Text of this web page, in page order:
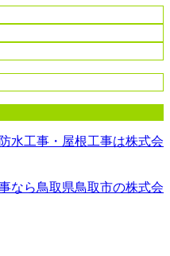
なら鳥取県鳥取市の株式会